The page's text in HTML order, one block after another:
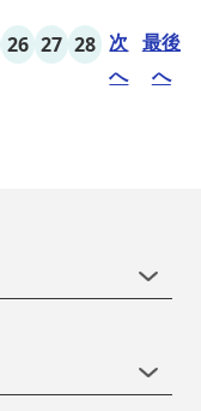
26 27 28 次
へ
最後
へ